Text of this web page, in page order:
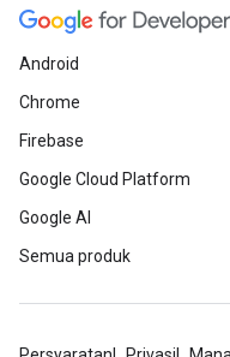
Android
Chrome
Firebase
Google Cloud Platform
Google AI
Semua produk